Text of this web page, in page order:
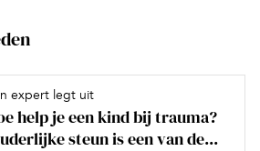
expert legt uit
help je een kind bij trauma?
steun is een van de...